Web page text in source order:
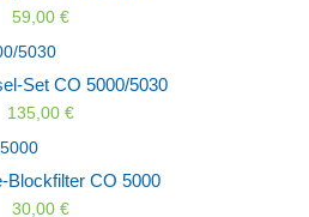
59,00 €
Set CO 5000/5030
135,00 €
Blockfilter CO 5000
30,00 €